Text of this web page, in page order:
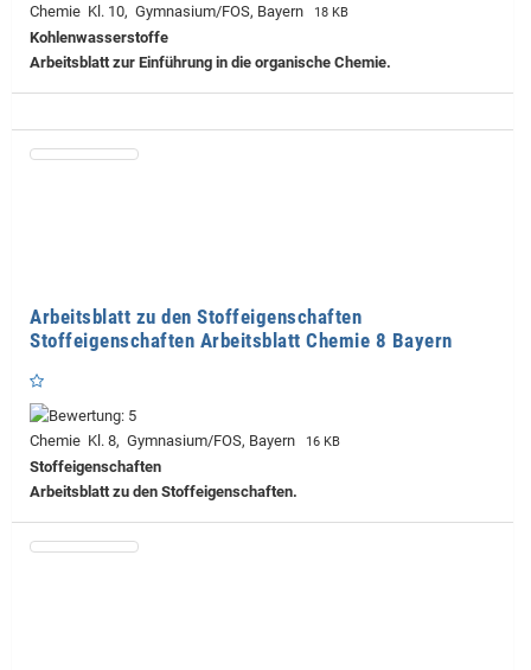
Chemie Kl. 10, Gymnasium/FOS, Bayern 18 KB
Kohlenwasserstoffe
Arbeitsblatt zur Einführung in die organische Chemie.
Arbeitsblatt zu den Stoffeigenschaften
Stoffeigenschaften Arbeitsblatt Chemie 8 Bayern
Chemie Kl. 8, Gymnasium/FOS, Bayern 16 KB
Stoffeigenschaften
Arbeitsblatt zu den Stoffeigenschaften.